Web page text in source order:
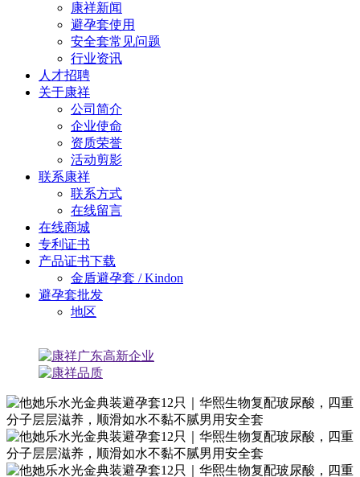
康祥新闻
避孕套使用
安全套常见问题
行业资讯
人才招聘
关于康祥
公司简介
企业使命
资质荣誉
活动剪影
联系康祥
联系方式
在线留言
在线商城
专利证书
产品证书下载
金盾避孕套 / Kindon
避孕套批发
地区